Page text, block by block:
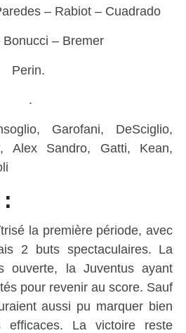
– Rabiot – Cuadrado
Bonucci – Bremer
Perin.
.
Garofani, DeSciglio,
Alex Sandro, Gatti, Kean,
la première période, avec
2 buts spectaculaires. La
ouverte, la Juventus ayant
pour revenir au score. Sauf
aussi pu marquer bien
La victoire reste